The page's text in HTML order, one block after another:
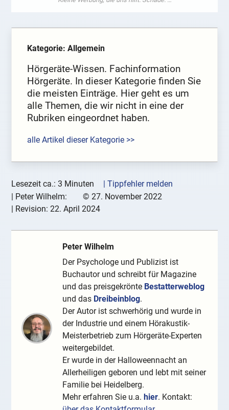
Kategorie: Allgemein
Hörgeräte-Wissen. Fachinformation
Hörgeräte. In dieser Kategorie finden Sie
die meisten Einträge. Hier geht es um
alle Themen, die wir nicht in eine der
Rubriken eingeordnet haben.
alle Artikel dieser Kategorie >>
Lesezeit ca.: 3 Minuten
| Tippfehler melden
Peter Wilhelm: © 27. November 2022
| Revision:22. April 2024
Peter Wilhelm
Der Psychologe und Publizist ist
Buchautor und schreibt für Magazine
und das preisgekrönte Bestatterweblog
und das Dreibeinblog.
Der Autor ist schwerhörig und wurde in
der Industrie und einem Hörakustik-
Meisterbetrieb zum Hörgeräte-Experten
weitergebildet.
Er wurde in der Halloweennacht an
Allerheiligen geboren und lebt mit seiner
Familie bei Heidelberg.
Mehr erfahren Sie u.a. hier. Kontakt: